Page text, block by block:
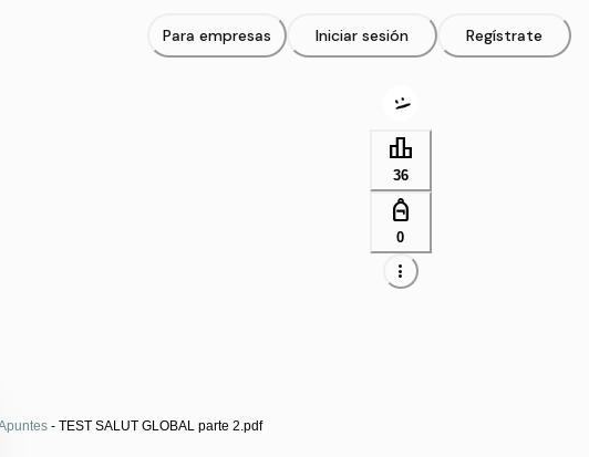
leaderboard
36
personal_bag
0
more_vert
- TEST SALUT GLOBAL parte 2.pdf
Para empresas Iniciar sesión Regístrate